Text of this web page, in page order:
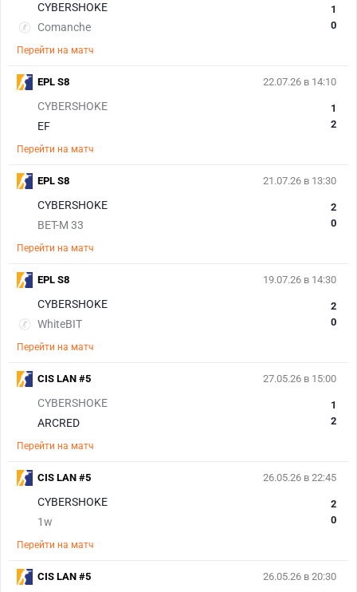
CYBERSHOKE
Comanche
1
0
Перейти на матч
22.07.26 в 14:10
CYBERSHOKE
EF
1
2
Перейти на матч
EPL S8
21.07.26 в 13:30
CYBERSHOKE
BET-M 33
2
0
Перейти на матч
EPL S8
19.07.26 в 14:30
CYBERSHOKE
WhiteBIT
2
0
Перейти на матч
EPL S8
27.05.26 в 15:00
CYBERSHOKE
ARCRED
1
2
Перейти на матч
CIS LAN #5
26.05.26 в 22:45
CYBERSHOKE
1w
2
0
Перейти на матч
CIS LAN #5
26.05.26 в 20:30
CIS LAN #5